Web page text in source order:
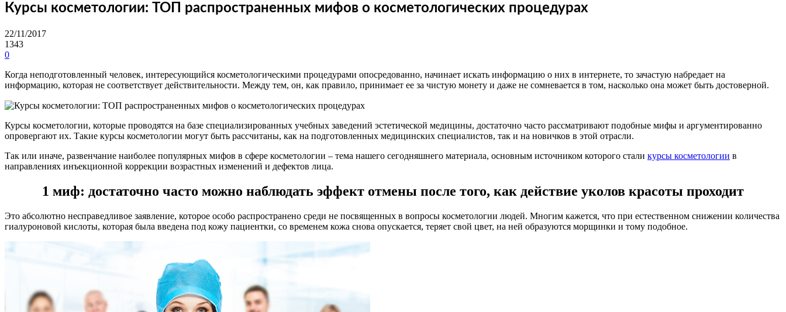
Курсы косметологии: ТОП распространенных мифов о косметологических процедурах
22/11/2017
1343
0
Когда неподготовленный человек, интересующийся косметологическими процедурами опосредованно, начинает искать информацию о них в интернете, то зачастую набредает на
информацию, которая не соответствует действительности. Между тем, он, как правило, принимает ее за чистую монету и даже не сомневается в том, насколько она может быть достоверной.
Курсы косметологии, которые проводятся на базе специализированных учебных заведений эстетической медицины, достаточно часто рассматривают подобные мифы и аргументированно
опровергают их. Такие курсы косметологии могут быть рассчитаны, как на подготовленных медицинских специалистов, так и на новичков в этой отрасли.
Так или иначе, развенчание наиболее популярных мифов в сфере косметологии – тема нашего сегодняшнего материала, основным источником которого стали курсы косметологии в
направлениях инъекционной коррекции возрастных изменений и дефектов лица.
1 миф: достаточно часто можно наблюдать эффект отмены после того, как действие уколов красоты проходит
Это абсолютно несправедливое заявление, которое особо распространено среди не посвященных в вопросы косметологии людей. Многим кажется, что при естественном снижении количества
гиалуроновой кислоты, которая была введена под кожу пациентки, со временем кожа снова опускается, теряет свой цвет, на ней образуются морщинки и тому подобное.